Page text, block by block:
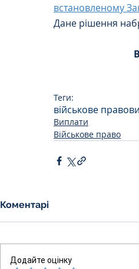
встановленому
Дане рішення
Теги:
військове право
Виплати
Військове право
Коментарі
Додайте оцінку